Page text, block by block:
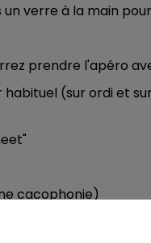
verre à la main
prendre l'apéro
habituel (sur ordi et
cacophonie)
prénom